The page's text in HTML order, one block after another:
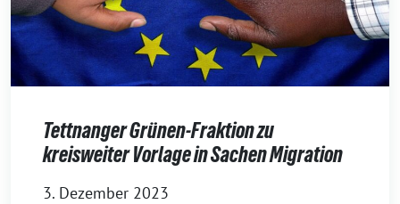
Tettnanger Grünen-Fraktion zu
kreisweiter Vorlage in Sachen Migration
3. Dezember 2023